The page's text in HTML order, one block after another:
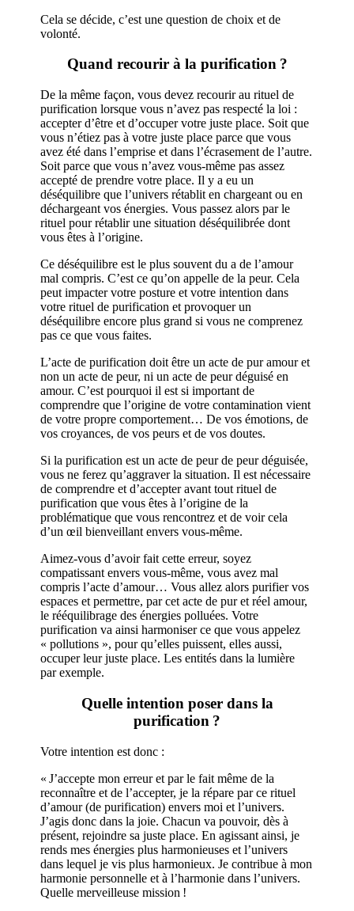
Cela se décide, c’est une question de choix et de
volonté.
Quand recourir à la purification ?
De la même façon, vous devez recourir au rituel de
purification lorsque vous n’avez pas respecté la loi :
accepter d’être et d’occuper votre juste place. Soit que
vous n’étiez pas à votre juste place parce que vous
avez été dans l’emprise et dans l’écrasement de l’autre.
Soit parce que vous n’avez vous-même pas assez
accepté de prendre votre place. Il y a eu un
déséquilibre que l’univers rétablit en chargeant ou en
déchargeant vos énergies. Vous passez alors par le
rituel pour rétablir une situation déséquilibrée dont
vous êtes à l’origine.
Ce déséquilibre est le plus souvent du a de l’amour
mal compris. C’est ce qu’on appelle de la peur. Cela
peut impacter votre posture et votre intention dans
votre rituel de purification et provoquer un
déséquilibre encore plus grand si vous ne comprenez
pas ce que vous faites.
L’acte de purification doit être un acte de pur amour et
non un acte de peur, ni un acte de peur déguisé en
amour. C’est pourquoi il est si important de
comprendre que l’origine de votre contamination vient
de votre propre comportement… De vos émotions, de
vos croyances, de vos peurs et de vos doutes.
Si la purification est un acte de peur de peur déguisée,
vous ne ferez qu’aggraver la situation. Il est nécessaire
de comprendre et d’accepter avant tout rituel de
purification que vous êtes à l’origine de la
problématique que vous rencontrez et de voir cela
d’un œil bienveillant envers vous-même.
Aimez-vous d’avoir fait cette erreur, soyez
compatissant envers vous-même, vous avez mal
compris l’acte d’amour… Vous allez alors purifier vos
espaces et permettre, par cet acte de pur et réel amour,
le rééquilibrage des énergies polluées. Votre
purification va ainsi harmoniser ce que vous appelez
« pollutions », pour qu’elles puissent, elles aussi,
occuper leur juste place. Les entités dans la lumière
par exemple.
Quelle intention poser dans la
purification ?
Votre intention est donc :
« J’accepte mon erreur et par le fait même de la
reconnaître et de l’accepter, je la répare par ce rituel
d’amour (de purification) envers moi et l’univers.
J’agis donc dans la joie. Chacun va pouvoir, dès à
présent, rejoindre sa juste place. En agissant ainsi, je
rends mes énergies plus harmonieuses et l’univers
dans lequel je vis plus harmonieux. Je contribue à mon
harmonie personnelle et à l’harmonie dans l’univers.
Quelle merveilleuse mission !